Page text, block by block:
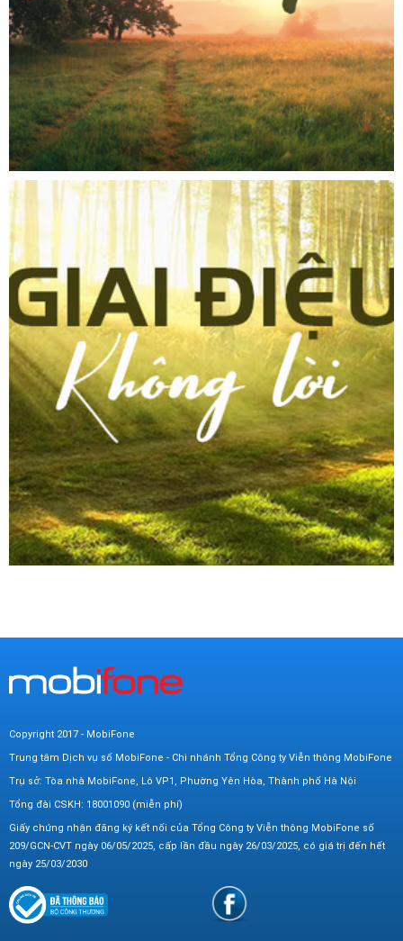
Copyright 2017 - MobiFone
Trung tâm Dịch vụ số MobiFone - Chi nhánh Tổng Công ty Viễn thông MobiFone
Trụ sở: Tòa nhà MobiFone, Lô VP1, Phường Yên Hòa, Thành phố Hà Nội
Tổng đài CSKH: 18001090 (miễn phí)
Giấy chứng nhận đăng ký kết nối của Tổng Công ty Viễn thông MobiFone số
209/GCN-CVT ngày 06/05/2025, cấp lần đầu ngày 26/03/2025, có giá trị đến hết
ngày 25/03/2030